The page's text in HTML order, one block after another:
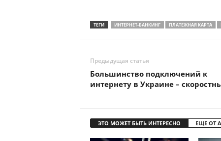
ТЕГИ ИНТЕРНЕТ-БАНКИНГ ПЛАТЕЖНАЯ КАРТА
Предыдущая статья
Большинство подключений к
интернету в Украине –
ЭТО МОЖЕТ БЫТЬ ИНТЕРЕСНО ЕЩЕ ОТ